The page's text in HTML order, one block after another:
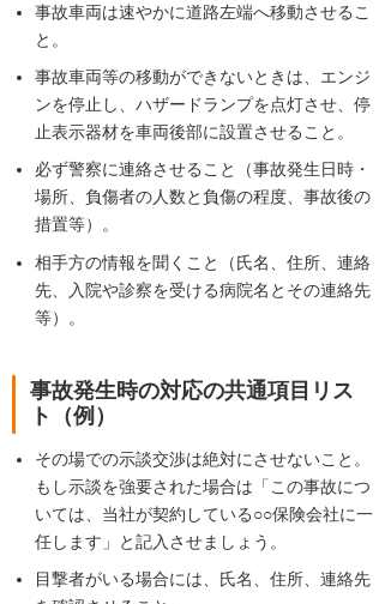
事故車両は速やかに道路左端へ移動させるこ
と。
事故車両等の移動ができないときは、エンジ
ンを停止し、ハザードランプを点灯させ、停
止表示器材を車両後部に設置させること。
必ず警察に連絡させること（事故発生日時・
場所、負傷者の人数と負傷の程度、事故後の
措置等）。
相手方の情報を聞くこと（氏名、住所、連絡
先、入院や診察を受ける病院名とその連絡先
等）。
事故発生時の対応の共通項目リス
ト（例）
その場での示談交渉は絶対にさせないこと。
もし示談を強要された場合は「この事故につ
いては、当社が契約している○○保険会社に一
任します」と記入させましょう。
目撃者がいる場合には、氏名、住所、連絡先